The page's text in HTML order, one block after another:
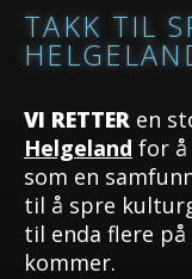
TAKK TIL
VI RETTER en
Helgeland for å
som en
til å spre
til enda flere på
kommer.